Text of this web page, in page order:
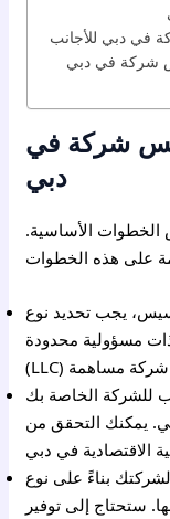
دبي للأجانب
شركة في دبي
شركة في
دبي
الخطوات الأساسية.
يجب تحديد نوع
مسؤولية محدودة
للشركة الخاصة بك
يمكنك التحقق من
بناءً على نوع
ستحتاج إلى توفير